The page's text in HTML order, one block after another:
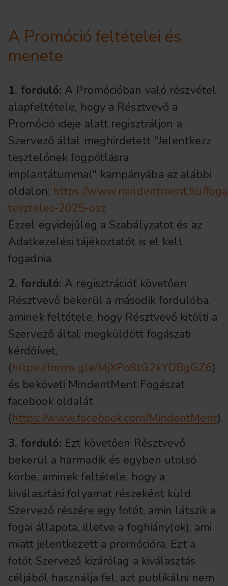
A Promóció feltételei és
menete
1. forduló: A Promócióban való részvétel
alapfeltétele, hogy a Résztvevő a
Promóció ideje alatt regisztráljon a
Szervező által meghirdetett "Jelentkezz
tesztelőnek fogpótlásra
implantátummal" kampányába az alábbi
oldalon: https://www.mindentment.hu/
teszteles-2025-osz
Ezzel egyidejűleg a Szabályzatot és az
Adatkezelési tájékoztatót is el kell
fogadnia.
2. forduló: A regisztrációt követően
Résztvevő bekerül a második fordulóba,
aminek feltétele, hogy Résztvevő kitölti a
Szervező által megküldött fogászati
kérdőívet,
(https://forms.gle/MjXPo8tG2kYDBgGZ6)
és beköveti MindentMent Fogászat
facebook oldalát
(https://www.facebook.com/MindentMent).
3. forduló: Ezt követően Résztvevő
bekerül a harmadik és egyben utolsó
körbe, aminek feltétele, hogy a
kiválasztási folyamat részeként küld
Szervező részére egy fotót, amin látszik a
fogai állapota, illetve a foghiány(ok), ami
miatt jelentkezett a promócióra. Ezt a
fotót Szervező kizárólag a kiválasztás
céljából használja fel, azt publikálni nem